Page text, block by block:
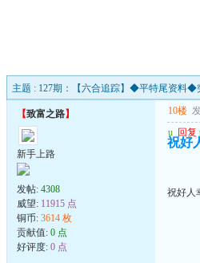
主题 : 127期：【六合追踪】◆平特尾资料◆
【致富之路】
新手上路
发帖: 4308
威望: 11915 点
铜币: 3614 枚
贡献值: 0 点
好评度: 0 点
10楼
u 回复
祝好
祝好人